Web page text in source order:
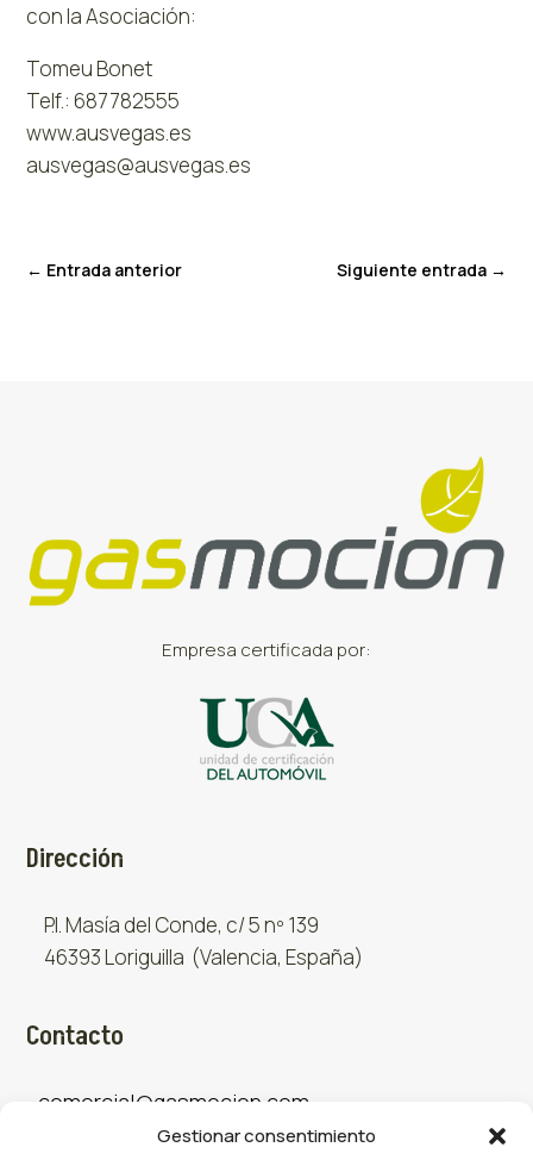
Gestionar consentimiento
con la Asociación:
Tomeu Bonet
Telf.: 687782555
www.ausvegas.es
ausvegas@ausvegas.es
← Entrada anterior Siguiente entrada→
Empresa certificada por:
Dirección
P.I. Masía del Conde, c/ 5 nº 139
46393 Loriguilla (Valencia, España)
Contacto
comercial@gasmocion.com